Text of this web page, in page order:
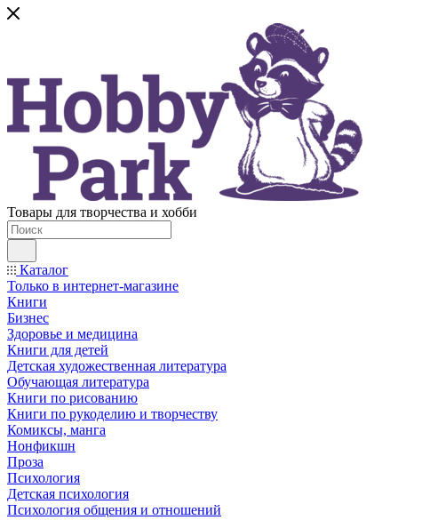
Товары для творчества и хобби
Каталог
Только в интернет-магазине
Книги
Бизнес
Здоровье и медицина
Книги для детей
Детская художественная литература
Обучающая литература
Книги по рисованию
Книги по рукоделию и творчеству
Комиксы, манга
Нонфикшн
Проза
Психология
Детская психология
Психология общения и отношений